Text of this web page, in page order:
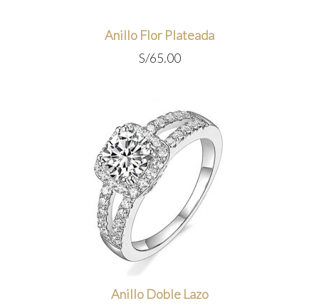
Anillo Flor Plateada
S/65.00
Anillo Doble Lazo